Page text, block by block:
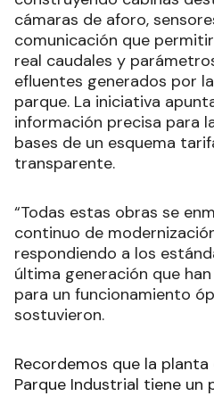
cámaras de aforo,
comunicación que
real caudales y
efluentes generados por
parque. La iniciativa
información precisa para
bases de un esquema
transparente.
“Todas estas obras se
continuo de
respondiendo a los
última generación que
para un funcionamiento
sostuvieron.
Recordemos que la
Parque Industrial tiene un